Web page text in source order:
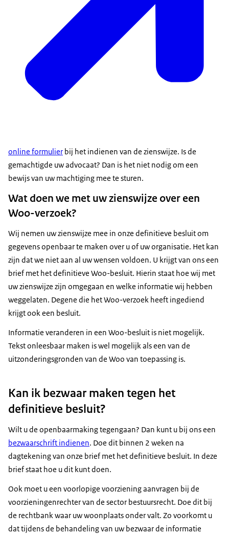
online formulier bij het indienen van de zienswijze. Is de
gemachtigde uw advocaat? Dan is het niet nodig om een
bewijs van uw machtiging mee te sturen.
Wat doen we met uw zienswijze over een
Woo-verzoek?
Wij nemen uw zienswijze mee in onze definitieve besluit om
gegevens openbaar te maken over u of uw organisatie. Het kan
zijn dat we niet aan al uw wensen voldoen. U krijgt van ons een
brief met het definitieve Woo-besluit. Hierin staat hoe wij met
uw zienswijze zijn omgegaan en welke informatie wij hebben
weggelaten. Degene die het Woo-verzoek heeft ingediend
krijgt ook een besluit.
Informatie veranderen in een Woo-besluit is niet mogelijk.
Tekst onleesbaar maken is wel mogelijk als een van de
uitzonderingsgronden van de Woo van toepassing is.
Kan ik bezwaar maken tegen het
definitieve besluit?
Wilt u de openbaarmaking tegengaan? Dan kunt u bij ons een
bezwaarschrift indienen. Doe dit binnen 2 weken na
dagtekening van onze brief met het definitieve besluit. In deze
brief staat hoe u dit kunt doen.
Ook moet u een voorlopige voorziening aanvragen bij de
voorzieningenrechter van de sector bestuursrecht. Doe dit bij
de rechtbank waar uw woonplaats onder valt. Zo voorkomt u
dat tijdens de behandeling van uw bezwaar de informatie